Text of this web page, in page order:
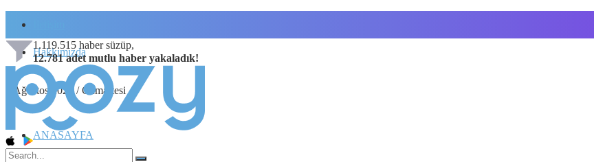
Hakkımızda
8 Ağustos 2026 / Cumartesi
1.119.515 haber süzüp,
12.781 adet mutlu haber yakaladık!
ANASAYFA